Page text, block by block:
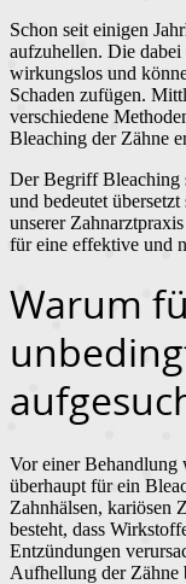
Schon seit einigen
aufzuhellen. Die
wirkungslos und
Schaden zufügen.
verschiedene
Bleaching der Zähne
Der Begriff Bleaching
und bedeutet
unserer
für eine effektive und
Warum
Vor einer Behandlung
überhaupt für ein
Zahnhälsen, kariösen
besteht, dass
Entzündungen
Aufhellung der Zähne